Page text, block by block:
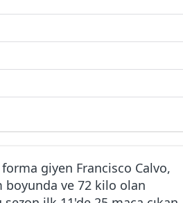
giyen Francisco Calvo,
boyunda ve 72 kilo olan